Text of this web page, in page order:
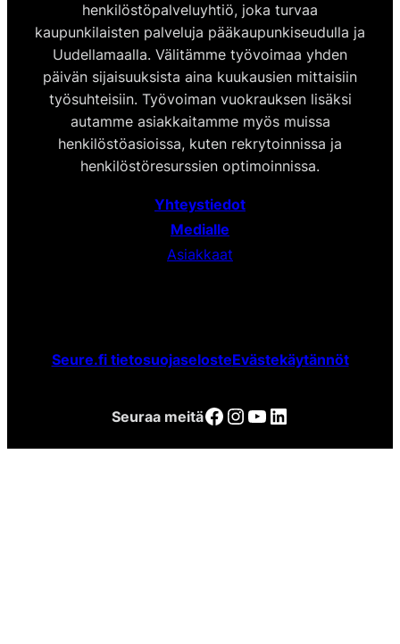
henkilöstöpalveluyhtiö, joka turvaa
kaupunkilaisten palveluja pääkaupunkiseudulla ja
Uudellamaalla. Välitämme työvoimaa yhden
päivän sijaisuuksista aina kuukausien mittaisiin
työsuhteisiin. Työvoiman vuokrauksen lisäksi
autamme asiakkaitamme myös muissa
henkilöstöasioissa, kuten rekrytoinnissa ja
henkilöstöresurssien optimoinnissa.
Yhteystiedot
Medialle
Asiakkaat
Seure.fi tietosuojaselosteEvästekäytännöt
Seuraa meitäFacebook Instagram YouTube LinkedIn